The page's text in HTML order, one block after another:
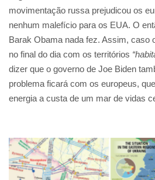
movimentação russa prejudicou os
nenhum malefício para os EUA. O
Barak Obama nada fez. Assim, caso
no final do dia com os territórios
dizer que o governo de Joe Biden
problema ficará com os europeus,
energia a custa de um mar de vidas